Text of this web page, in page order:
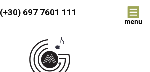
(+30) 697 7601 111